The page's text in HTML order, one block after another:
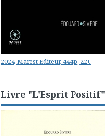
2024, Marest Editeur, 444p, 22€
Livre "L'Esprit Positif"